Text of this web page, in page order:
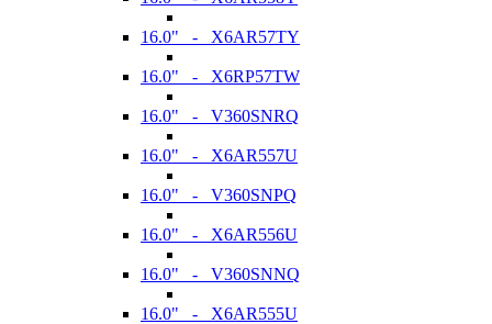
16.0" - X6AR57TY
16.0" - X6RP57TW
16.0" - V360SNRQ
16.0" - X6AR557U
16.0" - V360SNPQ
16.0" - X6AR556U
16.0" - V360SNNQ
16.0" - X6AR555U